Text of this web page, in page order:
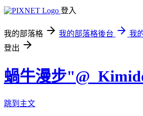
登入
我的部落格 我的部落格後台
我
登出
蝸牛漫步
跳到主文